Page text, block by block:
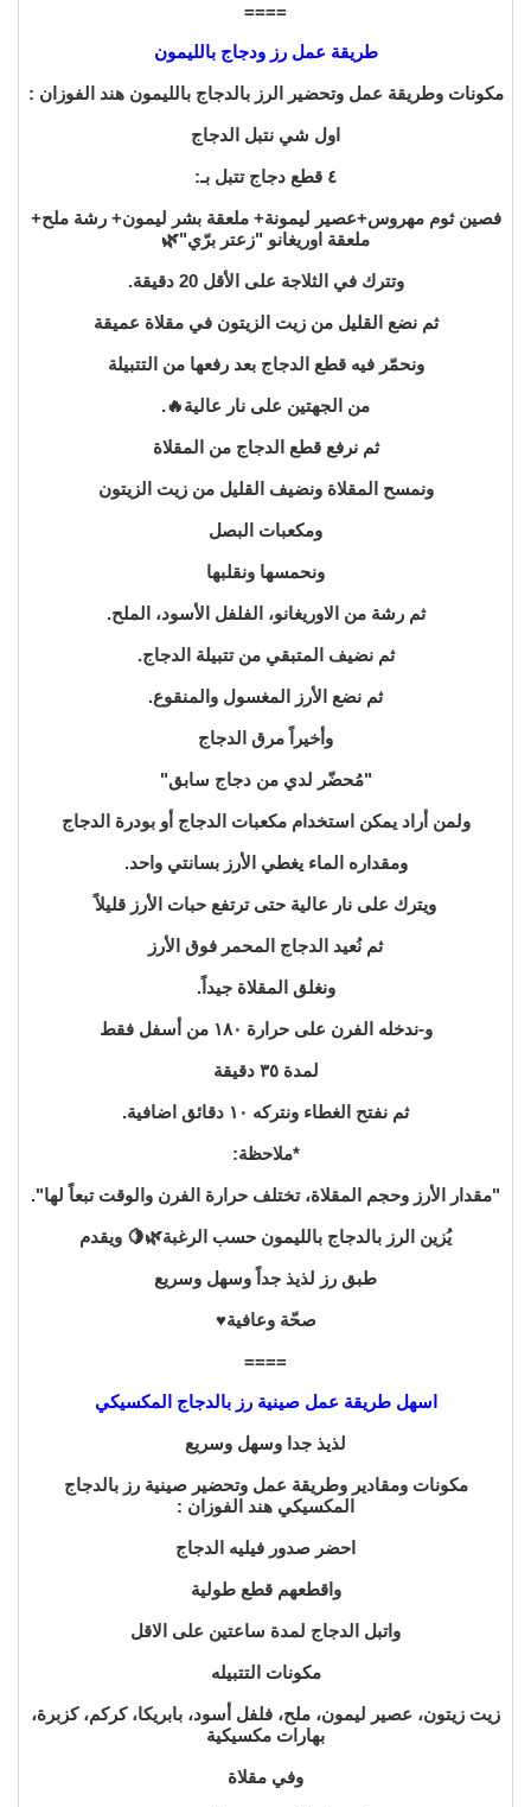
====
طريقة عمل رز ودجاج بالليمون
مكونات وطريقة عمل وتحضير الرز بالدجاج بالليمون هند الفوزان :
اول شي نتبل الدجاج
٤ قطع دجاج تتبل بـ:
فصين ثوم مهروس+عصير ليمونة+ ملعقة بشر ليمون+ رشة ملح+
ملعقة اوريغانو "زعتر برّي"🌿
وتترك في الثلاجة على الأقل 20 دقيقة.
ثم نضع القليل من زيت الزيتون في مقلاة عميقة
ونحمّر فيه قطع الدجاج بعد رفعها من التتبيلة
من الجهتين على نار عالية🔥.
ثم نرفع قطع الدجاج من المقلاة
ونمسح المقلاة ونضيف القليل من زيت الزيتون
ومكعبات البصل
ونحمسها ونقلبها
ثم رشة من الاوريغانو، الفلفل الأسود، الملح.
ثم نضيف المتبقي من تتبيلة الدجاج.
ثم نضع الأرز المغسول والمنقوع.
وأخيراً مرق الدجاج
"مُحضّر لدي من دجاج سابق"
ولمن أراد يمكن استخدام مكعبات الدجاج أو بودرة الدجاج
ومقداره الماء يغطي الأرز بسانتي واحد.
ويترك على نار عالية حتى ترتفع حبات الأرز قليلاً
ثم نُعيد الدجاج المحمر فوق الأرز
ونغلق المقلاة جيداً.
و-ندخله الفرن على حرارة ١٨٠ من أسفل فقط
لمدة ٣٥ دقيقة
ثم نفتح الغطاء ونتركه ١٠ دقائق اضافية.
*ملاحظة:
"مقدار الأرز وحجم المقلاة، تختلف حرارة الفرن والوقت تبعاً لها".
يُزين الرز بالدجاج بالليمون حسب الرغبة🌿🍋 ويقدم
طبق رز لذيذ جداً وسهل وسريع
صحّة وعافية♥️
====
اسهل طريقة عمل صينية رز بالدجاج المكسيكي
لذيذ جدا وسهل وسريع
مكونات ومقادير وطريقة عمل وتحضير صينية رز بالدجاج
المكسيكي هند الفوزان :
احضر صدور فيليه الدجاج
واقطعهم قطع طولية
واتبل الدجاج لمدة ساعتين على الاقل
مكونات التتبيله
زيت زيتون، عصير ليمون، ملح، فلفل أسود، بابريكا، كركم، كزبرة،
بهارات مكسيكية
وفي مقلاة